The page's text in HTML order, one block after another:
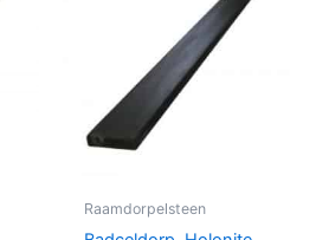
Raamdorpelsteen